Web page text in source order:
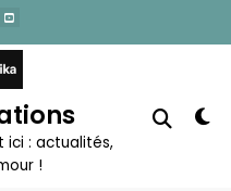
ici : actualités,
!